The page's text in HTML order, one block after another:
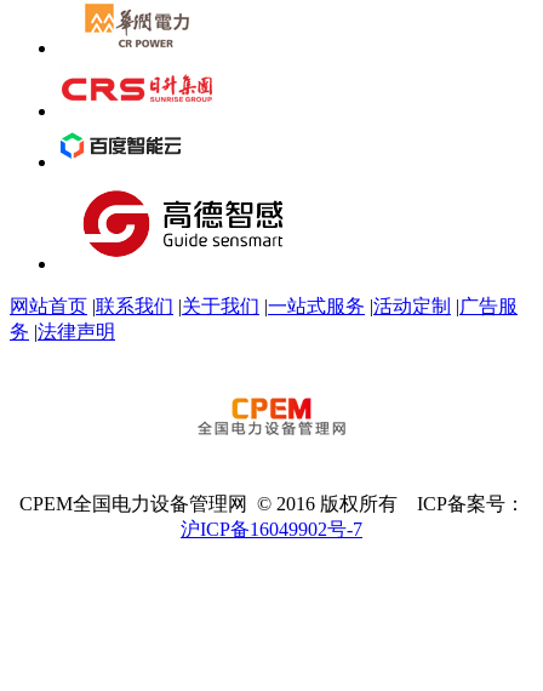
网站首页 |联系我们 |关于我们 |一站式服务 |活动定制 |广告服
务 |法律声明
CPEM全国电力设备管理网 © 2016 版权所有 ICP备案号：
沪ICP备16049902号-7